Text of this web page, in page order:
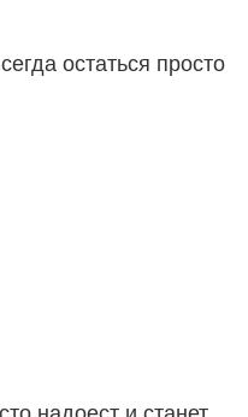
остаться просто